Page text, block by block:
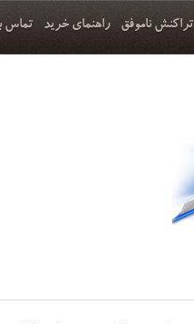
تراکنش ناموفق راهنمای خرید تماس